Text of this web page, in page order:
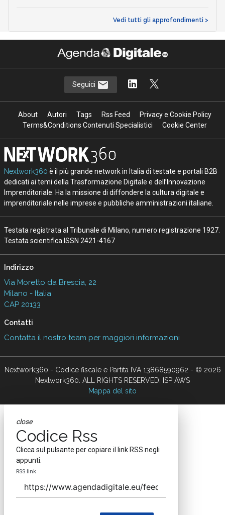
Vedi tutti gli approfondimenti >
Seguici
About Autori Tags Rss Feed
Privacy e Cookie Policy
Terms&Conditions Contenuti Specialistici
Cookie Center
Nextwork360 è il più grande network in Italia di testate e portali B2B
dedicati ai temi della Trasformazione Digitale e dell’Innovazione
Imprenditoriale. Ha la missione di diffondere la cultura digitale e
imprenditoriale nelle imprese e pubbliche amministrazioni italiane.
Testata registrata al Tribunale di Milano, numero registrazione 1927.
Testata scientifica ISSN 2421-4167
Indirizzo
Via Moretto da Brescia, 22
Milano - Italia
CAP 20133
Contatti
Contatta il nostro team per maggiori informazioni
Nextwork360 - Codice fiscale e Partita IVA 13868590962 - © 2026
Nextwork360. ALL RIGHTS RESERVED. ISP AWS
Mappa del sito
close
Codice Rss
Clicca sul pulsante per copiare il link RSS negli
appunti.
RSS link